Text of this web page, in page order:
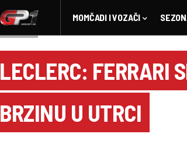
MOMČADI I VOZAČI
LECLERC: FERRARI
BRZINU U UTRCI